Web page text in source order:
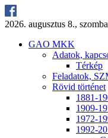
2026. au­gusz­tus 8.,
GAO MKK
Ada­tok,
Tér­kép
Fel­ada­tok,
Rö­vid tör­té­net
1881-
1909-
1972-
1992-